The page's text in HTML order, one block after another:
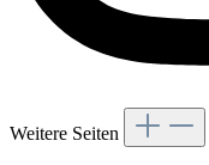
Weitere Seiten